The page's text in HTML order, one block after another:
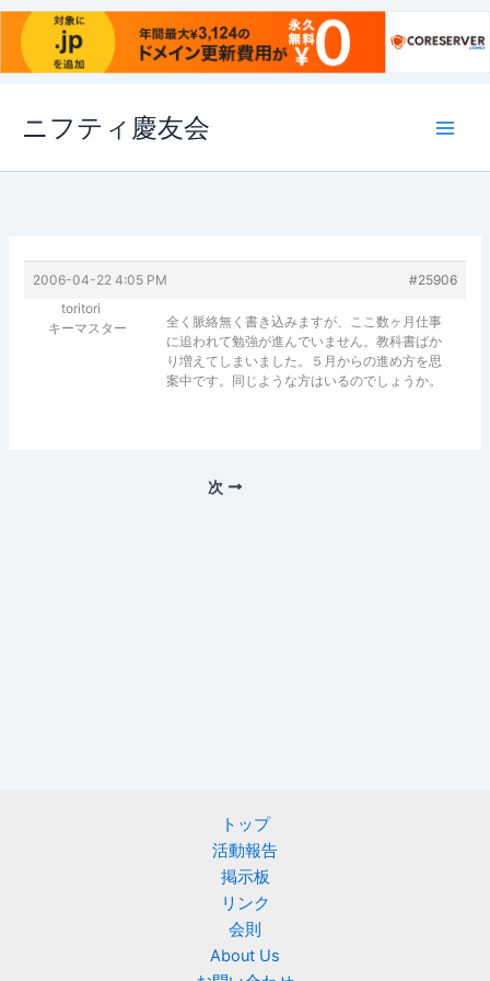
ス
ニフティ慶友会
2006-04-22 4:05 PM
#25906
toritori
キーマスター
全く脈絡無く書き込みますが、ここ数ヶ月仕事
に追われて勉強が進んでいません。教科書ばか
り増えてしまいました。５月からの進め方を思
案中です。同じような方はいるのでしょうか。
次
トップ
活動報告
掲示板
リンク
会則
About Us